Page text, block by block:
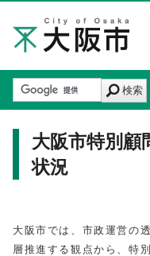
検索
大阪市特別顧
状況
大阪市では、市政運営の
層推進する観点から、特